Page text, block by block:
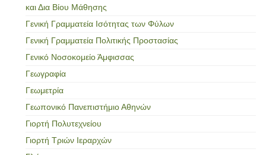
και Δια Βίου Μάθησης
Γενική Γραμματεία Ισότητας των Φύλων
Γενική Γραμματεία Πολιτικής Προστασίας
Γενικό Νοσοκομείο Άμφισσας
Γεωγραφία
Γεωμετρία
Γεωπονικό Πανεπιστήμιο Αθηνών
Γιορτή Πολυτεχνείου
Γιορτή Τριών Ιεραρχών